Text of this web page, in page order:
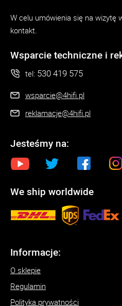
W celu umówienia się na wizytę
kontakt.
Wsparcie techniczne i
tel: 530 419 575
wsparcie@4hifi.pl
reklamacje@4hifi.pl
Jesteśmy na:
We ship worldwide
Informacje:
O sklepie
Regulamin
Polityka prywatności